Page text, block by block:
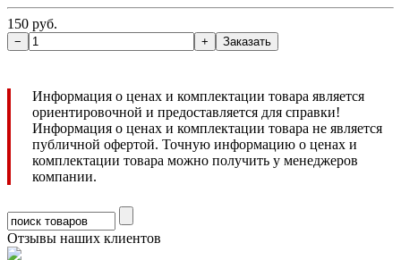
150 руб.
Информация о ценах и комплектации товара является
ориентировочной и предоставляется для справки!
Информация о ценах и комплектации товара не является
публичной офертой. Точную информацию о ценах и
комплектации товара можно получить у менеджеров
компании.
Отзывы наших клиентов